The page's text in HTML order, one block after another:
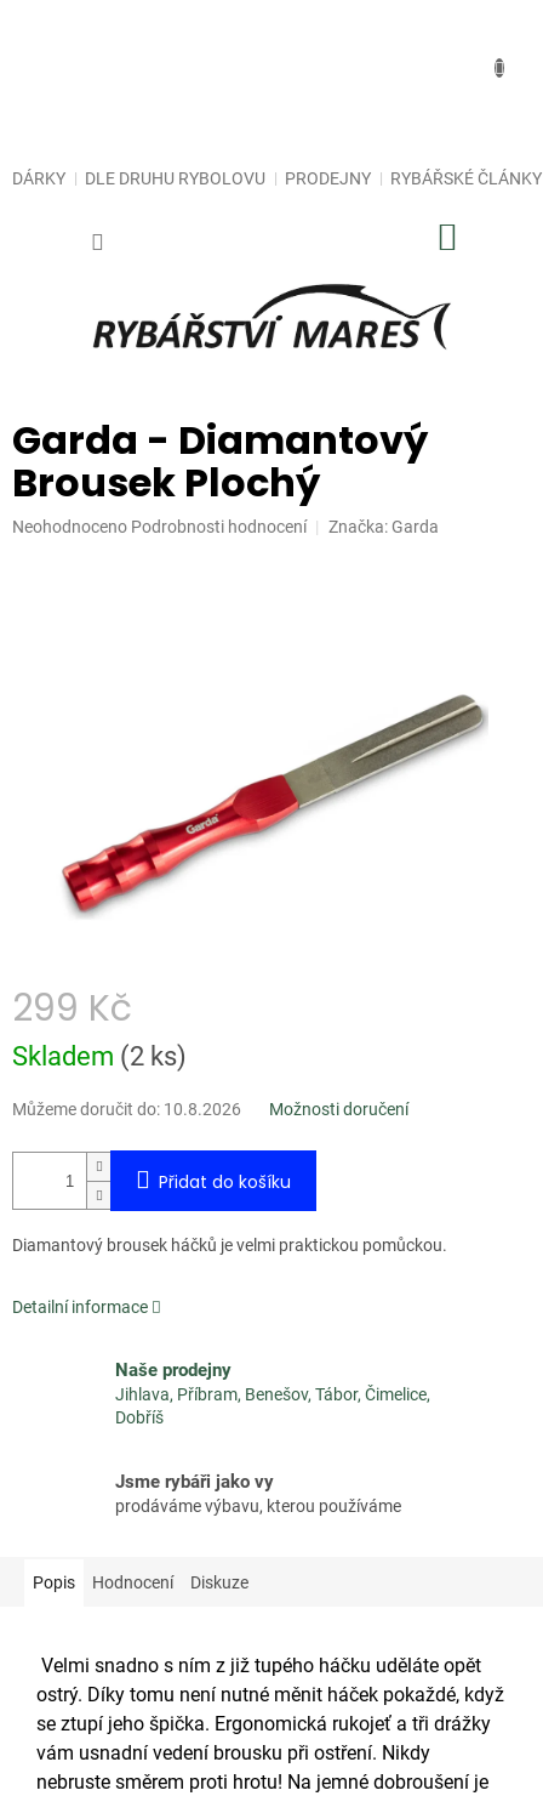
DÁRKY DLE DRUHU RYBOLOVU PRODEJNY RYBÁŘSKÉ ČLÁNKY
Garda - Diamantový
Brousek Plochý
Průměrné
Neohodnoceno Podrobnosti hodnocení Značka: Garda
299 Kč
Měrná
cena:
Skladem (2 ks)
Můžeme doručit do: 10.8.2026 Možnosti doručení
Přidat do košíku
Diamantový brousek háčků je velmi praktickou pomůckou.
Detailní informace
Naše prodejny
Jihlava, Příbram, Benešov, Tábor, Čimelice,
Dobříš
Jsme rybáři jako vy
prodáváme výbavu, kterou používáme
Popis Hodnocení Diskuze
Velmi snadno s ním z již tupého háčku uděláte opět
ostrý. Díky tomu není nutné měnit háček pokaždé, když
se ztupí jeho špička. Ergonomická rukojeť a tři drážky
vám usnadní vedení brousku při ostření. Nikdy
nebruste směrem proti hrotu! Na jemné dobroušení je